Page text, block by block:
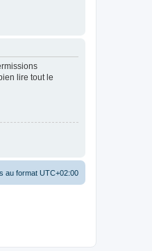
lire tout le
au format UTC+02:00